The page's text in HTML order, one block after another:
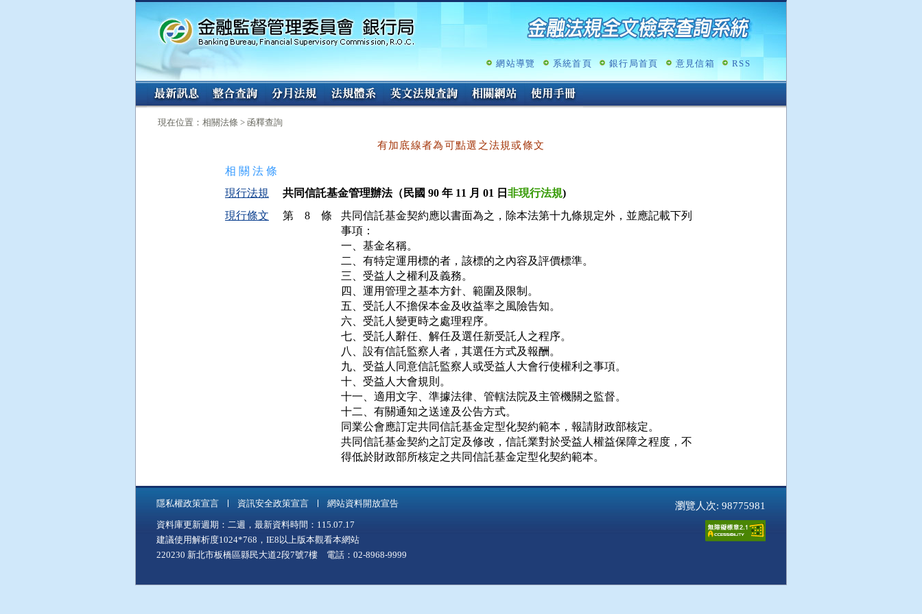
跳
容
網站導覽 系統首頁 銀行局首頁 意見信箱 RSS
:::
現在位置：相關法條 > 函釋查詢
有加底線者為可點選之法規或條文
相 關 法 條
現行法規
共同信託基金管理辦法（民國 90 年 11 月 01 日 非現行法規)
現行條文
第 8 條
共同信託基金契約應以書面為之，除本法第十九條規定外，並應記載下列
事項：
一、基金名稱。
二、有特定運用標的者，該標的之內容及評價標準。
三、受益人之權利及義務。
四、運用管理之基本方針、範圍及限制。
五、受託人不擔保本金及收益率之風險告知。
六、受託人變更時之處理程序。
七、受託人辭任、解任及選任新受託人之程序。
八、設有信託監察人者，其選任方式及報酬。
九、受益人同意信託監察人或受益人大會行使權利之事項。
十、受益人大會規則。
十一、適用文字、準據法律、管轄法院及主管機關之監督。
十二、有關通知之送達及公告方式。
同業公會應訂定共同信託基金定型化契約範本，報請財政部核定。
共同信託基金契約之訂定及修改，信託業對於受益人權益保障之程度，不
得低於財政部所核定之共同信託基金定型化契約範本。
隱私權政策宣言 資訊安全政策宣言 網站資料開放宣告 瀏覽人次: 98775981
資料庫更新週期：二週，最新資料時間：115.07.17
建議使用解析度1024*768，IE8以上版本觀看本網站
220230 新北市板橋區縣民大道2段7號7樓 電話：02-8968-9999